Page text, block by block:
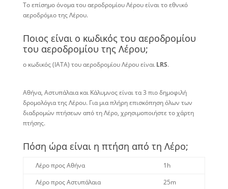
Το επίσημο όνομα του αεροδρομίου Λέρου είναι το εθνικό
αεροδρόμιο της Λέρου.
Ποιος είναι ο κωδικός του αεροδρομίου
του αεροδρομίου της Λέρου;
ο κωδικός (IATA) του αεροδρομίου Λέρου είναι LRS.
Αθήνα, Αστυπάλαια και Κάλυμνος είναι τα 3 πιο δημοφιλή
δρομολόγια της Λέρου. Για μια πλήρη επισκόπηση όλων των
διαδρομών πτήσεων από τη Λέρο, χρησιμοποιήστε το χάρτη
πτήσης.
Πόση ώρα είναι η πτήση από τη Λέρο;
Λέρο προς Αθήνα
1h
Λέρο προς Αστυπάλαια
25m